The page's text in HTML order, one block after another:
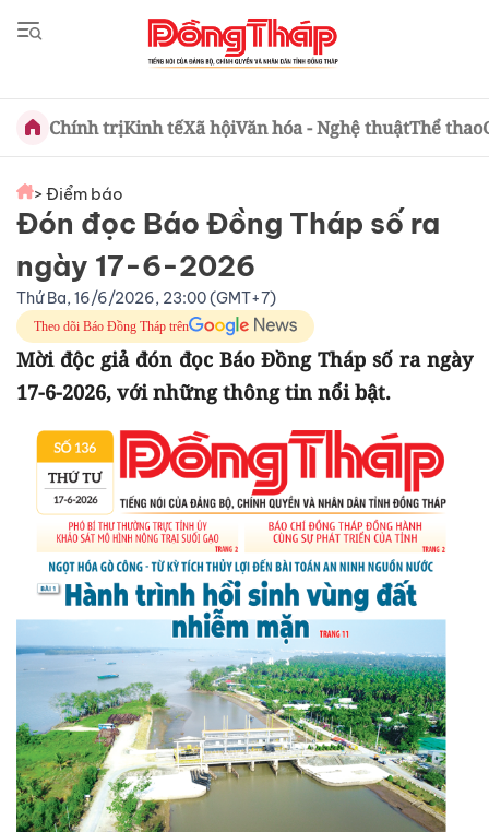
Chính trịKinh tếXã hộiVăn hóa - Nghệ thuậtThể thao
> Điểm báo
Đón đọc Báo Đồng Tháp số ra
ngày 17-6-2026
Thứ Ba, 16/6/2026, 23:00 (GMT+7)
Theo dõi Báo Đồng Tháp trên
Mời độc giả đón đọc Báo Đồng Tháp số ra ngày
17-6-2026, với những thông tin nổi bật.